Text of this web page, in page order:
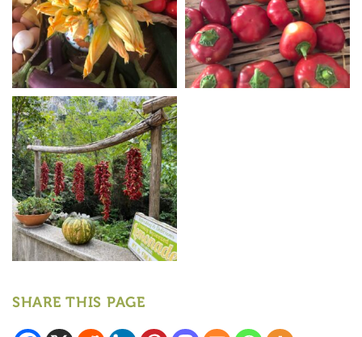
SHARE THIS PAGE